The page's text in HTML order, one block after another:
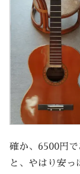
確か、6500円
と、やはり安っ